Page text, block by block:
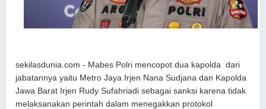
sekilasdunia.com - Mabes Polri mencopot dua kapolda dari
jabatannya yaitu Metro Jaya Irjen Nana Sudjana dan Kapolda
Jawa Barat Irjen Rudy Sufahriadi sebagai sanksi karena tidak
melaksanakan perintah dalam menegakkan protokol